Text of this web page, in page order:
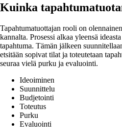
Kuinka
Tapahtumatuottajan rooli on
kannalta. Prosessi alkaa yleensä
tapahtuma. Tämän jälkeen
etsitään sopivat tilat ja toteutetaan
seuraa vielä purku ja evaluointi.
Ideoiminen
Suunnittelu
Budjetointi
Toteutus
Purku
Evaluointi